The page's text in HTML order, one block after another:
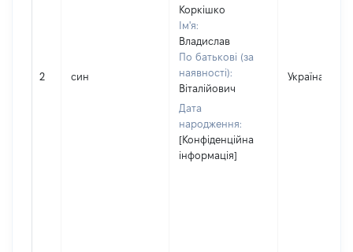
2 син
Коркішко
Ім'я:
Владислав
По батькові (за
наявності):
Віталійович
Дата
народження:
[Конфіденційна
інформація]
Україна